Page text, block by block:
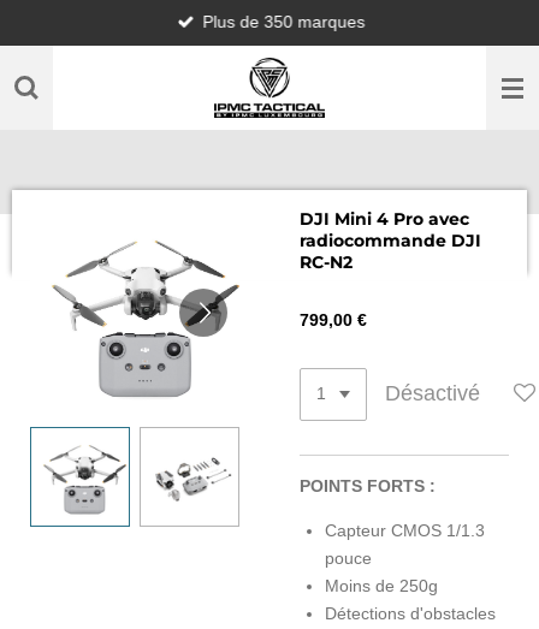
au
contenu
Plus de 350 marques
DJI Mini 4 Pro avec
radiocommande DJI
RC-N2
799,00 €
Désactivé
POINTS FORTS :
Capteur CMOS 1/1.3
pouce
Moins de 250g
Détections d'obstacles